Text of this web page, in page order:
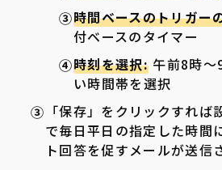
時間ベースのトリガー
付ベースのタイマー
時刻を選択:午前8時～
い時間帯を選択
「保存」をクリックすれば
で毎日平日の指定した時間
ト回答を促すメールが送信